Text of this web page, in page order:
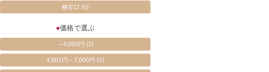
極甘口(0)
●価格で選ぶ
～4,000円 (2)
4,001円～7,000円(2)